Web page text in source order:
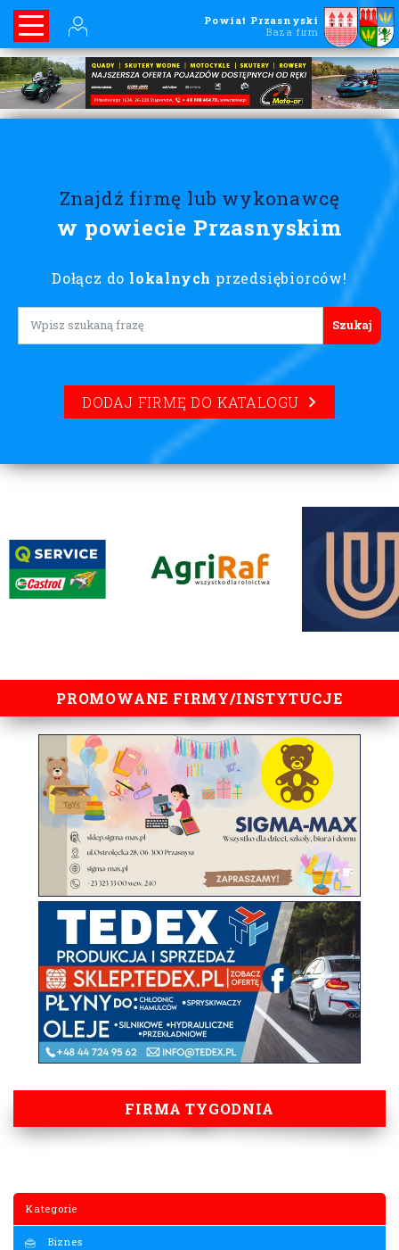
Powiat Przasnyski
Baza firm
Znajdź firmę lub wykonawcę
w powiecie Przasnyskim
Dołącz do lokalnych przedsiębiorców!
Lorem ipsum
DODAJ FIRMĘ DO KATALOGU
lorem ipsum
PROMOWANE FIRMY/INSTYTUCJE
FIRMA TYGODNIA
Kategorie
Biznes